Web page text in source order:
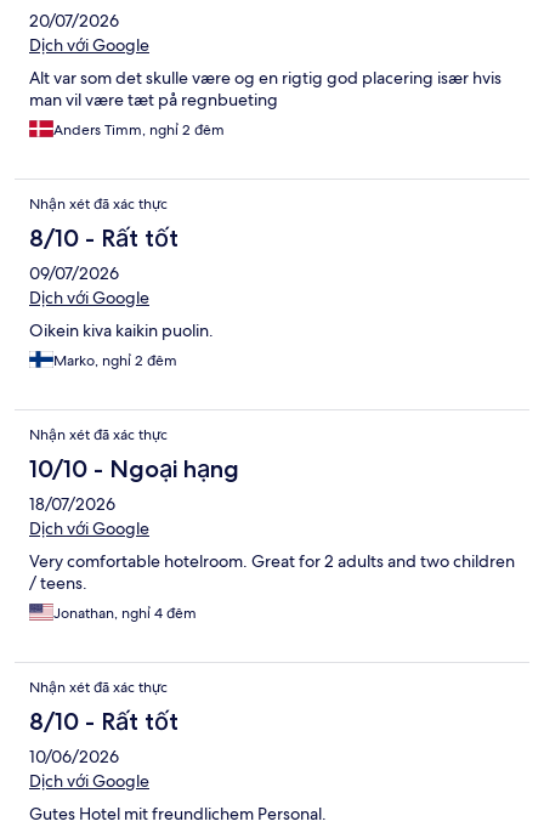
20/07/2026
Dịch với Google
Alt var som det skulle være og en rigtig god placering især hvis
man vil være tæt på regnbueting
Anders Timm, nghỉ 2 đêm
Nhận xét đã xác thực
8/10 - Rất tốt
09/07/2026
Dịch với Google
Oikein kiva kaikin puolin.
Marko, nghỉ 2 đêm
Nhận xét đã xác thực
10/10 - Ngoại hạng
18/07/2026
Dịch với Google
Very comfortable hotelroom. Great for 2 adults and two children
/ teens.
Jonathan, nghỉ 4 đêm
Nhận xét đã xác thực
8/10 - Rất tốt
10/06/2026
Dịch với Google
Gutes Hotel mit freundlichem Personal.